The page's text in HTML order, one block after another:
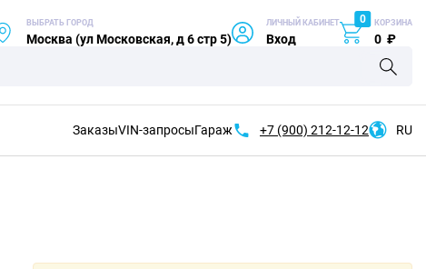
ВЫБРАТЬ ГОРОД
Москва (ул Московская, д 6 стр 5)
ЛИЧНЫЙ КАБИНЕТ
Вход
0 КОРЗИНА
0 ₽
ЗаказыVIN-запросыГараж +7 (900) 212-12-12 RU